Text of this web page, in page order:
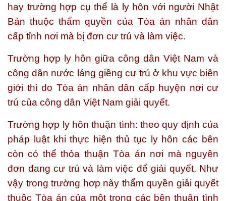
hay trường hợp cụ thể là ly hôn với người Nhật
Bản thuộc thẩm quyền của Tòa án nhân dân
cấp tỉnh nơi mà bị đơn cư trú và làm việc.
Trường hợp ly hôn giữa công dân Việt Nam và
công dân nước láng giềng cư trú ở khu vực biên
giới thì do Tòa án nhân dân cấp huyện nơi cư
trú của công dân Việt Nam giải quyết.
Trường hợp ly hôn thuận tình: theo quy định của
pháp luật khi thực hiện thủ tục ly hôn các bên
còn có thể thỏa thuận Tòa án nơi mà nguyên
đơn đang cư trú và làm việc để giải quyết. Như
vậy trong trường hơp này thẩm quyền giải quyết
thuộc Tòa án của một trong các bên thuận tình